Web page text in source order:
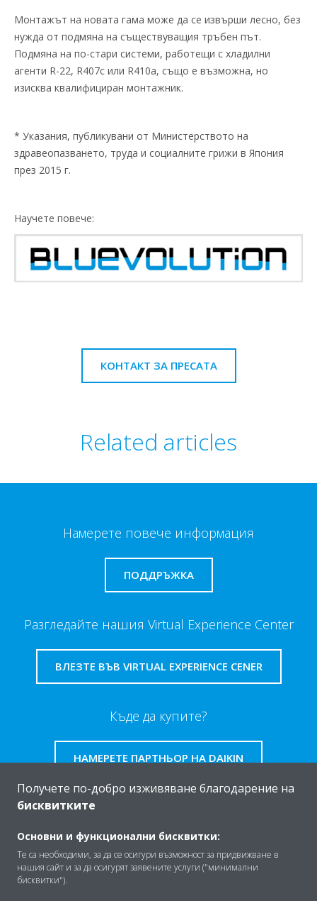
Монтажът на новата гама може да се извърши лесно, без
нужда от подмяна на съществуващия тръбен път.
Подмяна на по-стари системи, работещи с хладилни
агенти R-22, R407c или R410a, също е възможна, но
изисква квалифициран монтажник.
* Указания, публикувани от Министерството на
здравеопазването, труда и социалните грижи в Япония
през 2015 г.
Научете повече:
КОНТАКТ ЗА ПРЕСАТА
Related articles
Намерете повече информация
ПОДДРЪЖКА
Разгледайте нашия Virtual Experience Center
ВЛЕЗТЕ ВЪВ VIRTUAL EXPERIENCE CENER
Къде да купите?
НАМЕРЕТЕ ПАРТНЬОР НА DAIKIN
За Daikin
Получете по-добро изживяване благодарение на
бисквитките
Основни и функционални бисквитки:
Те са необходими, за да се осигури възможност за придвижване в
нашия сайт и за да осигурят заявените услуги ("минимални
бисквитки").